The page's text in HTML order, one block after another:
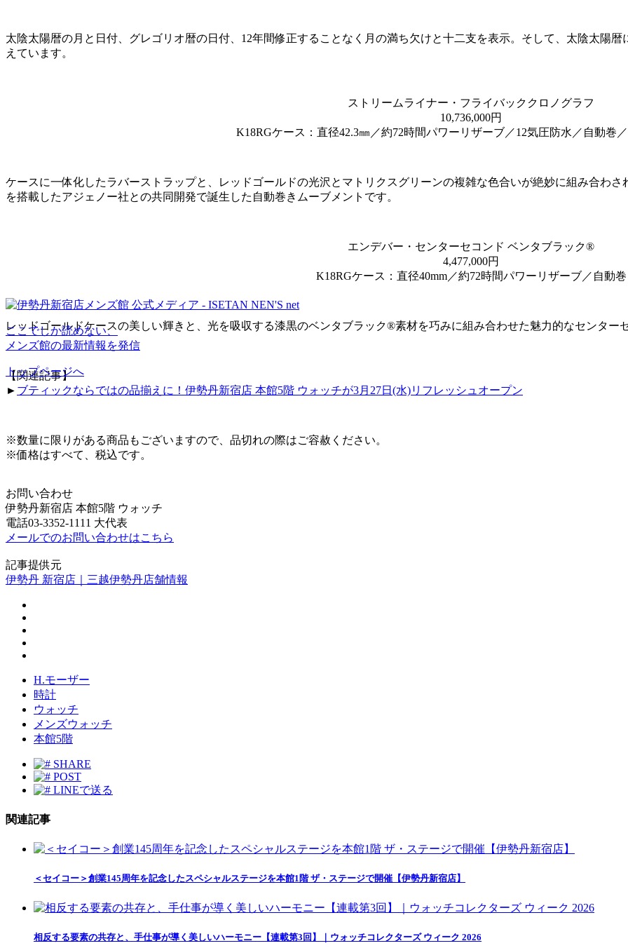
太陰太陽暦の月と日付、グレゴリオ暦の日付、12年間修正することなく月の満ち欠けと十二支を表示。そして、太陰太陽
えています。
ストリームライナー・フライバッククロノグラフ
10,736,000円
K18RGケース：直径42.3㎜／約72時間パワーリザーブ／12気圧防水／自動巻
ケースに一体化したラバーストラップと、レッドゴールドの光沢とマトリクスグリーンの複雑な色合いが絶妙に組み合わ
を搭載したアジェノー社との共同開発で誕生した自動巻きムーブメントです。
エンデバー・センターセコンド ベンタブラック®
4,477,000円
K18RGケース：直径40mm／約72時間パワーリザーブ／自動巻
レッドゴールドケースの美しい輝きと、光を吸収する漆黒のベンタブラック®素材を巧みに組み合わせた魅力的なセンター
【関連記事】
► ブティックならではの品揃えに！伊勢丹新宿店 本館5階 ウォッチが3月27日(水)リフレッシュオープン
※数量に限りがある商品もございますので、品切れの際はご容赦ください。
※価格はすべて、税込です。
お問い合わせ
伊勢丹新宿店 本館5階 ウォッチ
電話03-3352-1111 大代表
メールでのお問い合わせはこちら
記事提供元
伊勢丹 新宿店｜三越伊勢丹店舗情報
H.モーザー
時計
ウォッチ
メンズウォッチ
本館5階
SHARE
POST
LINEで送る
関連記事
＜セイコー＞創業145周年を記念したスペシャルステージを本館1階 ザ・ステージで開催【伊勢丹新宿店】
相反する要素の共存と、手仕事が導く美しいハーモニー【連載第3回】｜ウォッチコレクターズ ウィーク 2026
ここでしか読めない、
メンズ館の最新情報を発信
トップページへ